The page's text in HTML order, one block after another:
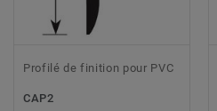
Profilé de finition pour PVC
CAP2